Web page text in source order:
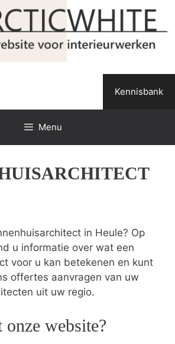
Kennisbank
Menu
in Heule? Op
u informatie over wat een
voor u kan betekenen en kunt
offertes aanvragen van uw
uit uw regio.
website?